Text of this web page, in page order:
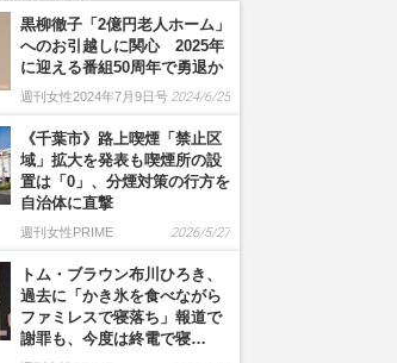
黒柳徹子「2億円老人ホーム」
へのお引越しに関心 2025年
に迎える番組50周年で勇退か
週刊女性2024年7月9日号 2024/6/25
《千葉市》路上喫煙「禁止区
域」拡大を発表も喫煙所の設
置は「0」、分煙対策の行方を
自治体に直撃
週刊女性PRIME 2026/5/27
トム・ブラウン布川ひろき、
過去に「かき氷を食べながら
ファミレスで寝落ち」報道で
謝罪も、今度は終電で寝…